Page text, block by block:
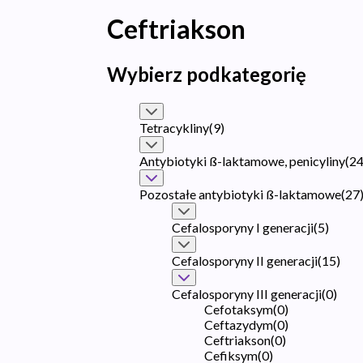
Ceftriakson
Wybierz podkategorię
Tetracykliny(9)
Antybiotyki ß-laktamowe, penicyliny(24
Pozostałe antybiotyki ß-laktamowe(27)
Cefalosporyny I generacji(5)
Cefalosporyny II generacji(15)
Cefalosporyny III generacji(0)
Cefotaksym(0)
Ceftazydym(0)
Ceftriakson(0)
Cefiksym(0)